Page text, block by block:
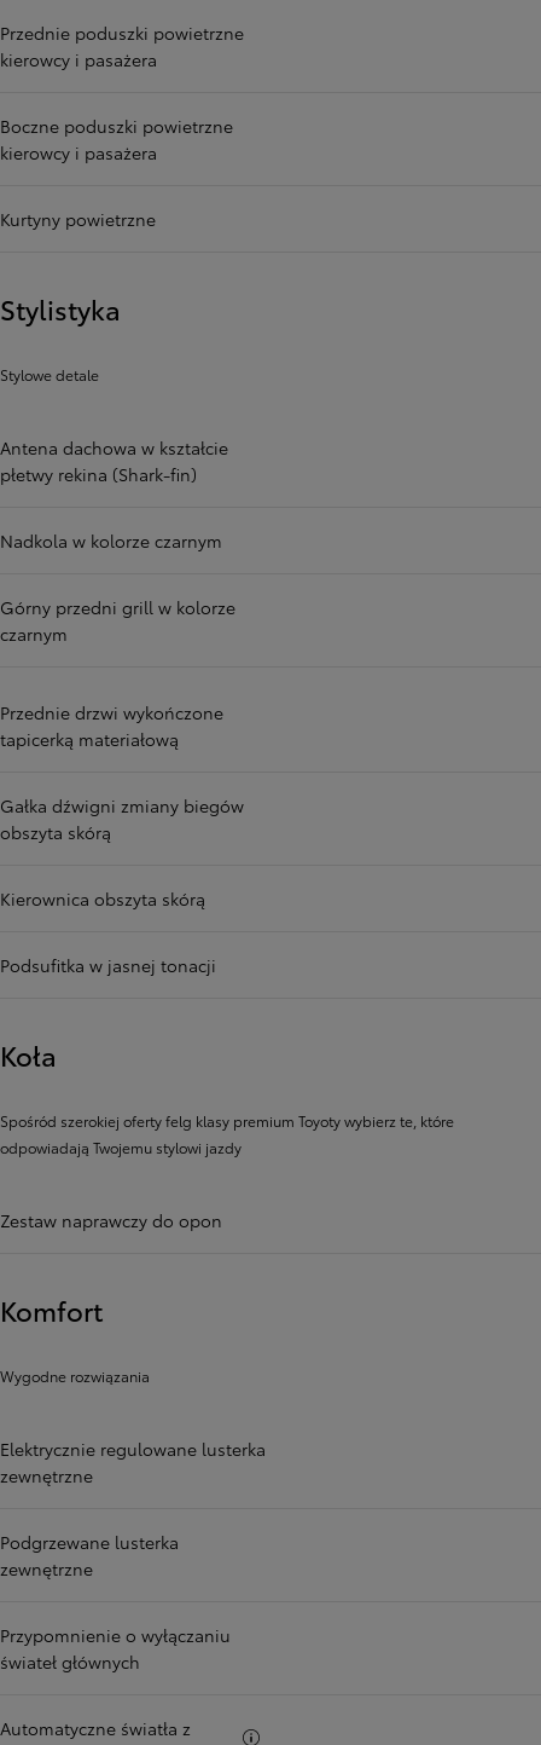
Przednie poduszki powietrzne
kierowcy i pasażera
Boczne poduszki powietrzne
kierowcy i pasażera
Kurtyny powietrzne
Stylistyka
Stylowe detale
Antena dachowa w kształcie
płetwy rekina (Shark-fin)
Nadkola w kolorze czarnym
Górny przedni grill w kolorze
czarnym
Przednie drzwi wykończone
tapicerką materiałową
Gałka dźwigni zmiany biegów
obszyta skórą
Kierownica obszyta skórą
Podsufitka w jasnej tonacji
Koła
Spośród szerokiej oferty felg klasy premium Toyoty wybierz te, które
odpowiadają Twojemu stylowi jazdy
Zestaw naprawczy do opon
Komfort
Wygodne rozwiązania
Elektrycznie regulowane lusterka
zewnętrzne
Podgrzewane lusterka
zewnętrzne
Przypomnienie o wyłączaniu
świateł głównych
Automatyczne światła z